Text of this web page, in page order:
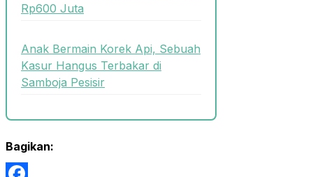
Rp600 Juta
Anak Bermain Korek Api, Sebuah
Kasur Hangus Terbakar di
Samboja Pesisir
Bagikan: